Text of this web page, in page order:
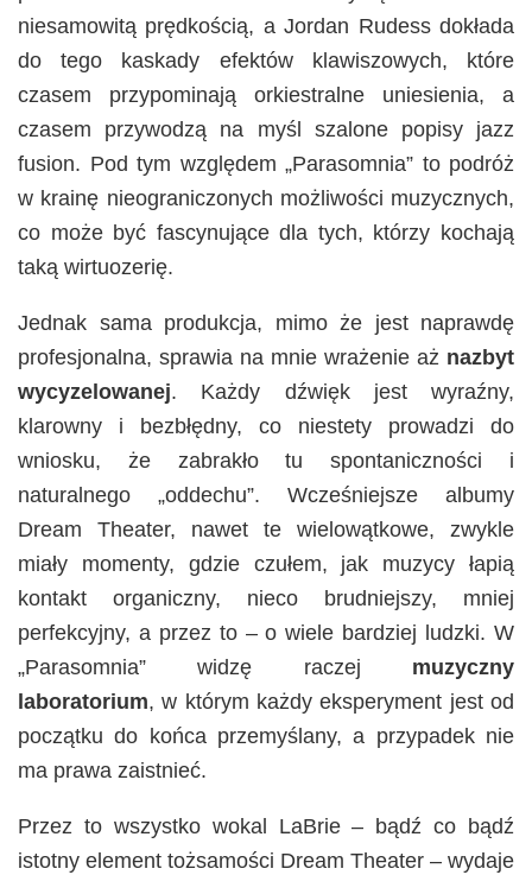
niesamowitą prędkością, a Jordan Rudess dokłada
do tego kaskady efektów klawiszowych, które
czasem przypominają orkiestralne uniesienia, a
czasem przywodzą na myśl szalone popisy jazz
fusion. Pod tym względem „Parasomnia” to podróż
w krainę nieograniczonych możliwości muzycznych,
co może być fascynujące dla tych, którzy kochają
taką wirtuozerię.
Jednak sama produkcja, mimo że jest naprawdę
profesjonalna, sprawia na mnie wrażenie aż nazbyt
wycyzelowanej. Każdy dźwięk jest wyraźny,
klarowny i bezbłędny, co niestety prowadzi do
wniosku, że zabrakło tu spontaniczności i
naturalnego „oddechu”. Wcześniejsze albumy
Dream Theater, nawet te wielowątkowe, zwykle
miały momenty, gdzie czułem, jak muzycy łapią
kontakt organiczny, nieco brudniejszy, mniej
perfekcyjny, a przez to – o wiele bardziej ludzki. W
„Parasomnia” widzę raczej muzyczny
laboratorium, w którym każdy eksperyment jest od
początku do końca przemyślany, a przypadek nie
ma prawa zaistnieć.
Przez to wszystko wokal LaBrie – bądź co bądź
istotny element tożsamości Dream Theater – wydaje